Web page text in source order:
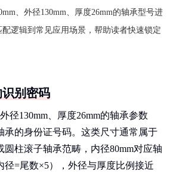
、外径130mm、厚度26mm的轴承型号进
逻辑到常见应用场景，帮助读者快速锁定
别密码
径130mm、厚度26mm的轴承参数
承的身份证号码。这类尺寸通常属于
圆柱滚子轴承范畴，内径80mm对应轴
径=尾数×5），外径与厚度比例接近